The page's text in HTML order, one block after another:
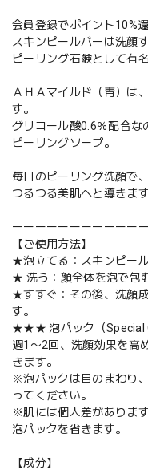
会員登録でポイント10%
スキンピールバーは洗顔
ピーリング石鹸として有
ＡＨＡマイルド（青）は
す。
グリコール酸0.6％配合な
ピーリングソープ。
毎日のピーリング洗顔で
つるつる美肌へと導きます
ーーーーーーーーーーー
【ご使用方法】
★泡立てる：スキンピー
★ 洗う：顔全体を泡で包
★すすぐ：その後、洗顔
す。
★★★ 泡パック（
週1〜2回、洗顔効果を高
きます。
※泡パックは目のまわり
ってください。
※肌には個人差がありま
泡パックを省きます。
【成分】